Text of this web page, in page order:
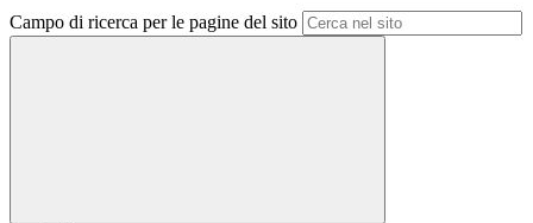
Campo di ricerca per le pagine del sito